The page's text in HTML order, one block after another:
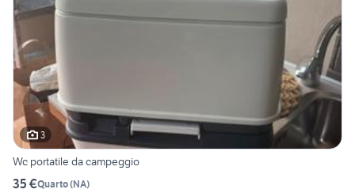
3
Wc portatile da campeggio
35 €Quarto(NA)